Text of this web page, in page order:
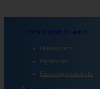
© 2026 WIRMED GmbH
Datenschutz
Impressum
Hinweisgeberschutz